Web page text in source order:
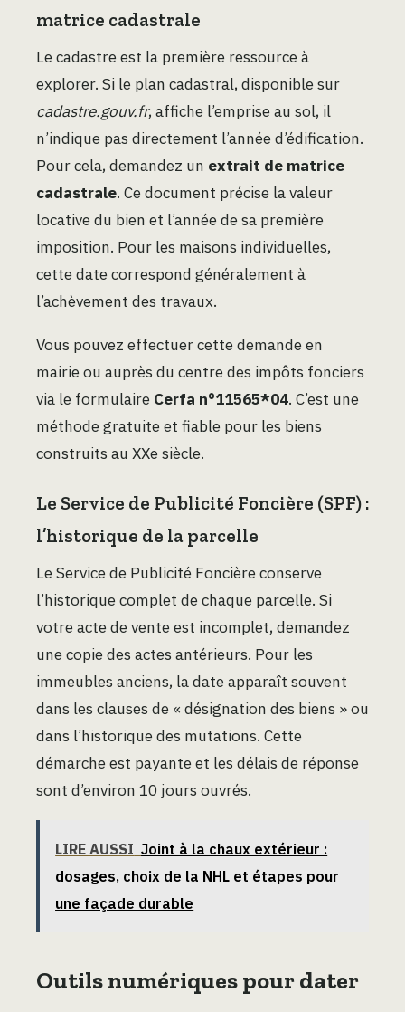
matrice cadastrale
Le cadastre est la première ressource à
explorer. Si le plan cadastral, disponible sur
cadastre.gouv.fr, affiche l’emprise au sol, il
n’indique pas directement l’année d’édification.
Pour cela, demandez un extrait de matrice
cadastrale. Ce document précise la valeur
locative du bien et l’année de sa première
imposition. Pour les maisons individuelles,
cette date correspond généralement à
l’achèvement des travaux.
Vous pouvez effectuer cette demande en
mairie ou auprès du centre des impôts fonciers
via le formulaire Cerfa n°11565*04. C’est une
méthode gratuite et fiable pour les biens
construits au XXe siècle.
Le Service de Publicité Foncière (SPF) :
l’historique de la parcelle
Le Service de Publicité Foncière conserve
l’historique complet de chaque parcelle. Si
votre acte de vente est incomplet, demandez
une copie des actes antérieurs. Pour les
immeubles anciens, la date apparaît souvent
dans les clauses de « désignation des biens » ou
dans l’historique des mutations. Cette
démarche est payante et les délais de réponse
sont d’environ 10 jours ouvrés.
LIRE AUSSI Joint à la chaux extérieur :
dosages, choix de la NHL et étapes pour
une façade durable
Outils numériques pour dater